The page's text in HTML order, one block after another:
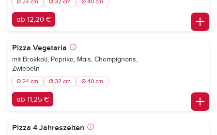
Ø 24 cm Ø 32 cm Ø 40 cm
ab 12,20 €
Pizza Vegetaria
mit Brokkoli, Paprika, Mais, Champignons,
Zwiebeln
Ø 24 cm Ø 32 cm Ø 40 cm
ab 11,25 €
Pizza 4 Jahreszeiten